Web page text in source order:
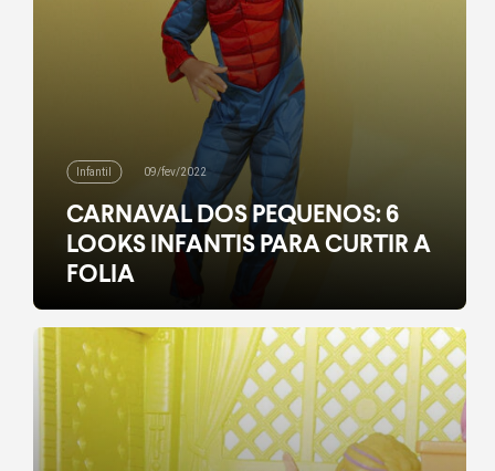
Infantil 09/fev/2022
CARNAVAL DOS PEQUENOS: 6
LOOKS INFANTIS PARA CURTIR A
FOLIA
Ô abre alas que o bloquinho de looks infantis de
Carnaval da Riachuelo vai passar!
#CarnavalDoSeuJeito, também em versão mini.
leia mais